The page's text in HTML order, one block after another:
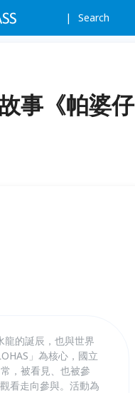
Search
事《帕婆仔
龍的誕辰，也與世界
」為核心，國立
，被看見、也被參
看走向參與。活動為